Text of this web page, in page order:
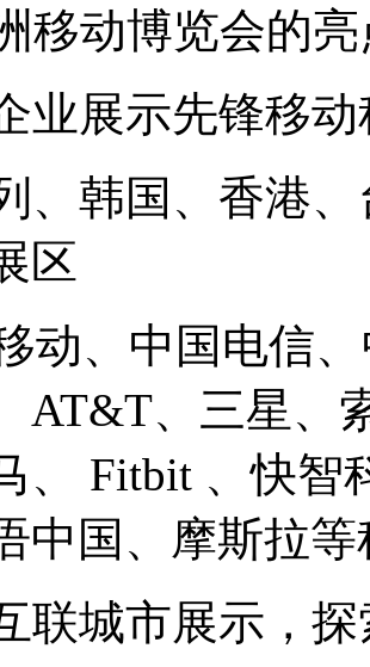
移动博览会的
业展示先锋移
、韩国、香港
区
动、中国电信
AT&T、三星、
、 Fitbit 、快智
中国、摩斯拉
联城市展示，